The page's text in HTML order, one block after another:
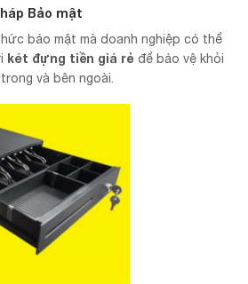
Bảo mật
bảo mật mà doanh nghiệp có thể
két đựng tiền giá rẻ để bảo vệ khỏi
và bên ngoài.